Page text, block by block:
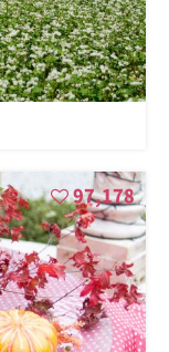
97,178